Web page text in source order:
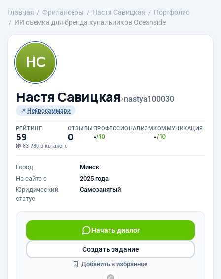
Главная Фрилансеры Настя Савицкая
Портфолио
ИИ съемка для бренда купальников Oceanside
Настя Савицкая›nastya100030
Нейросаммари
РЕЙТИНГ
59
№ 83 780 в каталоге
ОТЗЫВЫ
0
ПРОФЕССИОНАЛИЗМ
-/10
КОММУНИКАЦИЯ
-/10
Город
Минск
На сайте с
2025 года
Юридический
статус
Самозанятый
Начать диалог
Создать задание
Добавить в избранное